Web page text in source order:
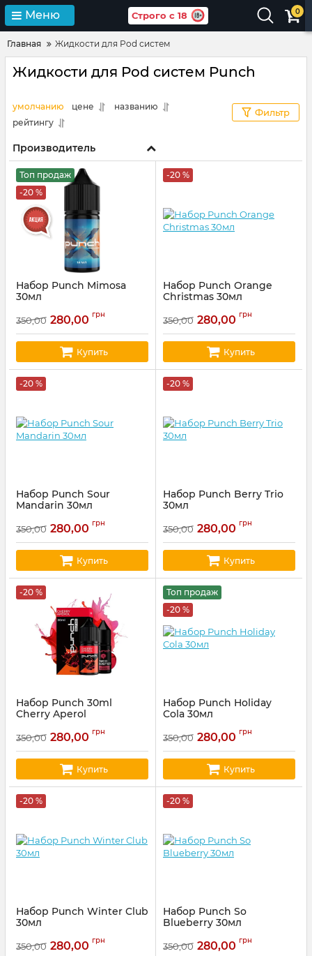
Меню Строго с 18 0
Главная Жидкости для Pod систем
Жидкости для Pod систем Punch
умолчанию цене
названию
рейтингу
Фильтр
Производитель
Топ продаж
-20 %
Набор Punch Mimosa
30мл
350,00 280,00 грн
Купить
-20 %
Набор Punch Orange
Christmas 30мл
350,00 280,00 грн
Купить
-20 %
Набор Punch Sour
Mandarin 30мл
350,00 280,00 грн
Купить
-20 %
Набор Punch Berry Trio
30мл
350,00 280,00 грн
Купить
-20 %
Набор Punch 30ml
Cherry Aperol
350,00 280,00 грн
Купить
Топ продаж
-20 %
Набор Punch Holiday
Cola 30мл
350,00 280,00 грн
Купить
-20 %
Набор Punch Winter Club
30мл
350,00 280,00 грн
-20 %
Набор Punch So
Blueberry 30мл
350,00 280,00 грн